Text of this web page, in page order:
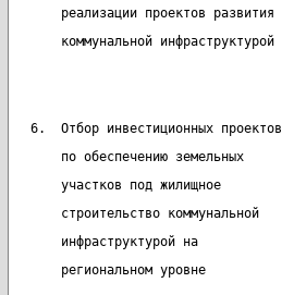
     реализации проектов развития
     коммунальной инфраструктурой
6.  Отбор инвестиционных проектов
по обеспечению земельных
участков под жилищное
строительство коммунальной
инфраструктурой на
региональном уровне